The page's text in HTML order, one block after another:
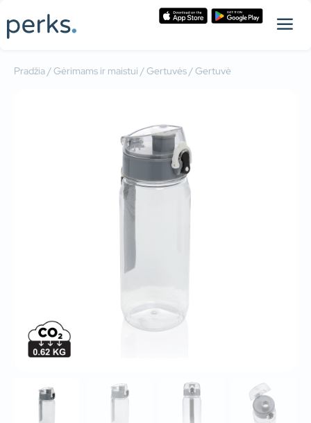
Pradžia/Gėrimams ir maistui /Gertuvės/ Gertuvė